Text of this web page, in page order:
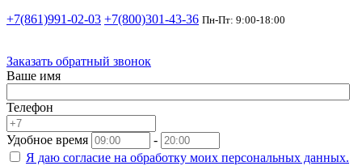
+7(861)991-02-03 +7(800)301-43-36 Пн-Пт: 9:00-18:00
Заказать обратный звонок
Ваше имя
Телефон
Удобное время
-
Я даю согласие на обработку моих персональных данных.